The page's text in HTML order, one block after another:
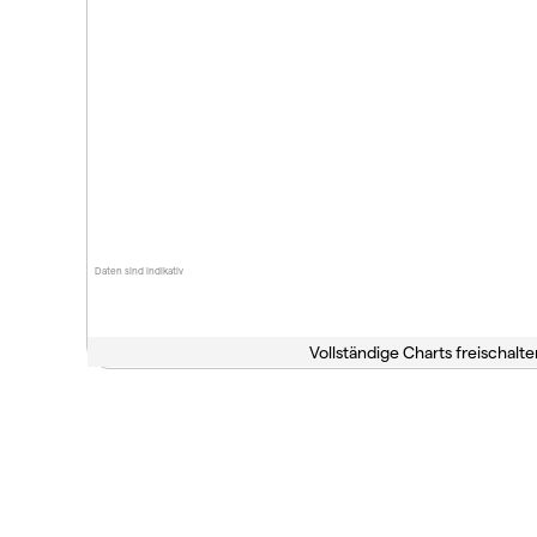
Daten sind indikativ
Vollständige Charts